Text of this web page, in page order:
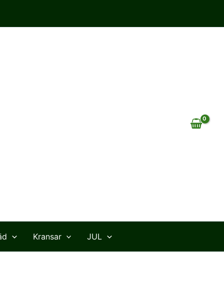
Kransar JUL